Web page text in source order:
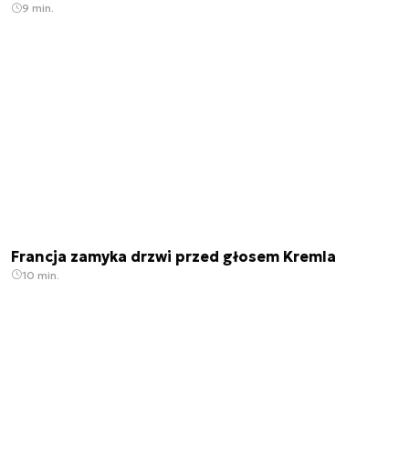
9 min.
Francja zamyka drzwi przed głosem Kremla
10 min.